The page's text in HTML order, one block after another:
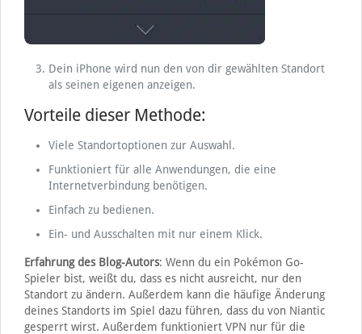
Dein iPhone wird nun den von dir gewählten Standort
als seinen eigenen anzeigen.
Vorteile dieser Methode:
Viele Standortoptionen zur Auswahl.
Funktioniert für alle Anwendungen, die eine
Internetverbindung benötigen.
Einfach zu bedienen.
Ein- und Ausschalten mit nur einem Klick.
Erfahrung des Blog-Autors: Wenn du ein Pokémon Go-
Spieler bist, weißt du, dass es nicht ausreicht, nur den
Standort zu ändern. Außerdem kann die häufige Änderung
deines Standorts im Spiel dazu führen, dass du von Niantic
gesperrt wirst. Außerdem funktioniert VPN nur für die